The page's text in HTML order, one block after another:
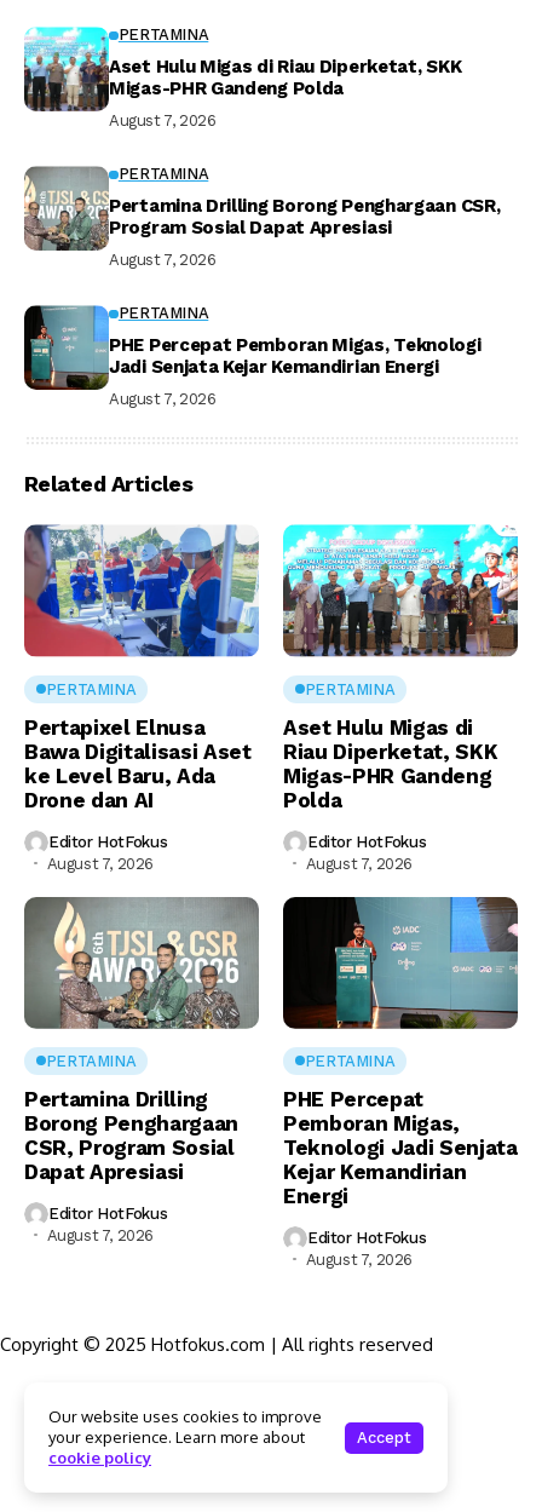
PERTAMINA
Aset Hulu Migas di Riau Diperketat, SKK
Migas-PHR Gandeng Polda
August 7, 2026
PERTAMINA
Pertamina Drilling Borong Penghargaan CSR,
Program Sosial Dapat Apresiasi
August 7, 2026
PERTAMINA
PHE Percepat Pemboran Migas, Teknologi
Jadi Senjata Kejar Kemandirian Energi
August 7, 2026
Related Articles
PERTAMINA
Pertapixel Elnusa
Bawa Digitalisasi Aset
ke Level Baru, Ada
Drone dan AI
Editor HotFokus
August 7, 2026
PERTAMINA
Aset Hulu Migas di
Riau Diperketat, SKK
Migas-PHR Gandeng
Polda
Editor HotFokus
August 7, 2026
PERTAMINA
Pertamina Drilling
Borong Penghargaan
CSR, Program Sosial
Dapat Apresiasi
Editor HotFokus
August 7, 2026
PERTAMINA
PHE Percepat
Pemboran Migas,
Teknologi Jadi Senjata
Kejar Kemandirian
Energi
Editor HotFokus
August 7, 2026
Copyright © 2025 Hotfokus.com | All rights reserved
Struktur Organisasi
Kode Etik Jurnalistik
Pedoman Pemberitaan Media Siber
Our website uses cookies to improve
your experience. Learn more about
cookie policy
Accept